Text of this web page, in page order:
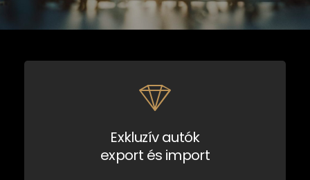
Exkluzív autók
export és import